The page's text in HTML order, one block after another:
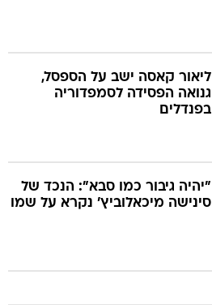
ליאור קאסה ישב על הספסל,
גנואה הפסידה לסמפדוריה
בפנדלים
"יהיה גיבור כמו סבא": הנכד של
סינישה מיכאלוביץ' נקרא על שמו